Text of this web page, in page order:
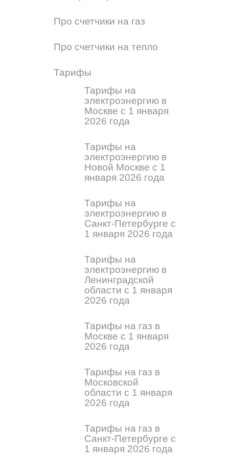
Про счетчики на газ
Про счетчики на тепло
Тарифы
Тарифы на
электроэнергию в
Москве с 1 января
2026 года
Тарифы на
электроэнергию в
Новой Москве с 1
января 2026 года
Тарифы на
электроэнергию в
Санкт-Петербурге с
1 января 2026 года
Тарифы на
электроэнергию в
Ленинградской
области с 1 января
2026 года
Тарифы на газ в
Москве с 1 января
2026 года
Тарифы на газ в
Московской
области с 1 января
2026 года
Тарифы на газ в
Санкт-Петербурге с
1 января 2026 года